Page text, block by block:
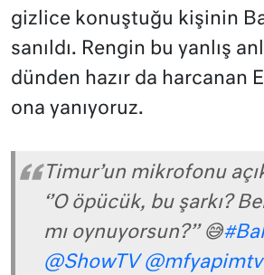
gizlice konuştuğu kişinin
sanıldı. Rengin bu yanlış
dünden hazır da harcanan
ona yanıyoruz.
Timur’un mikrofonu
‘’O öpücük, bu şarkı?
mı oynuyorsun?’’ 😅
@ShowTV @mfyapimtv